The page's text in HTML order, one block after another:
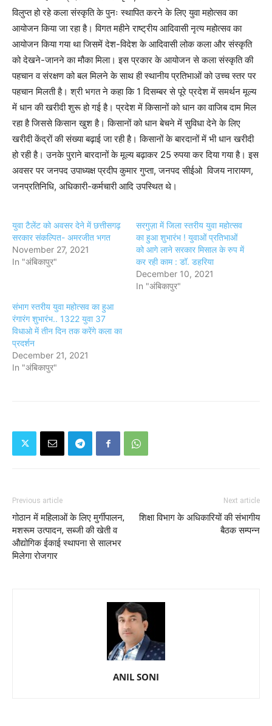
विलुप्त हो रहे कला संस्कृति के पुनः स्थापित करने के लिए युवा महोत्सव का
आयोजन किया जा रहा है। विगत महीने राष्ट्रीय आदिवासी नृत्य महोत्सव का
आयोजन किया गया था जिसमें देश-विदेश के आदिवासी लोक कला और संस्कृति
को देखने-जानने का मौका मिला। इस प्रकार के आयोजन से कला संस्कृति की
पहचान व संरक्षण को बल मिलने के साथ ही स्थानीय प्रतिभाओं को उच्च स्तर पर
पहचान मिलती है। श्री भगत ने कहा कि 1 दिसम्बर से पूरे प्रदेश में समर्थन मूल्य
में धान की खरीदी शुरू हो गई है। प्रदेश में किसानों को धान का वाजिब दाम मिल
रहा है जिससे किसान खुश है। किसानों को धान बेचने में सुविधा देने के लिए
खरीदी केंद्रों की संख्या बढ़ाई जा रही है। किसानों के बारदानों में भी धान खरीदी
हो रही है। उनके पुराने बारदानों के मूल्य बढ़ाकर 25 रुपया कर दिया गया है। इस
अवसर पर जनपद उपाध्यक्ष प्रदीप कुमार गुप्ता, जनपद सीईओ विजय नारायण,
जनप्रतिनिधि, अधिकारी-कर्मचारी आदि उपस्थित थे।
युवा टैलेंट को अवसर देने में छत्तीसगढ़
सरकार संकल्पित- अमरजीत भगत
November 27, 2021
In "अंबिकापुर"
सरगुज़ा में जिला स्तरीय युवा महोत्सव
का हुआ शुभारंभ ! युवाओं प्रतिभाओं
को आगे लाने सरकार मिसाल के रुप में
कर रही काम : डॉ. डहरिया
December 10, 2021
In "अंबिकापुर"
संभाग स्तरीय युवा महोत्सव का हुआ
रंगारंग शुभारंभ.. 1322 युवा 37
विधाओ में तीन दिन तक करेंगे कला का
प्रदर्शन
December 21, 2021
In "अंबिकापुर"
Previous article
गोठान में महिलाओं के लिए मुर्गीपालन,
मशरूम उत्पादन, सब्जी की खेती व
औद्योगिक ईकाई स्थापना से सालभर
मिलेगा रोजगार
Next article
शिक्षा विभाग के अधिकारियों की संभागीय
बैठक सम्पन्न
ANIL SONI